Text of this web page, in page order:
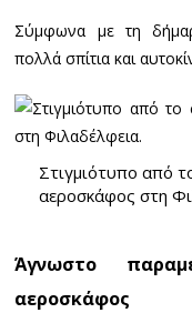
Σύμφωνα με τη
πολλά σπίτια και
Στιγμιότυπο από
αεροσκάφος στη
Άγνωστο
αεροσκάφος